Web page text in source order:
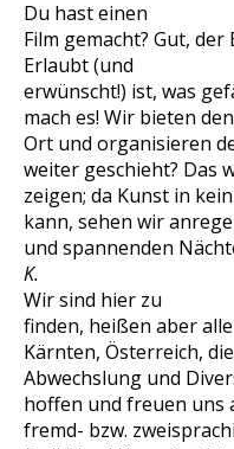
Du hast einen
Film gemacht? Gut,
Erlaubt (und
erwünscht!) ist, was
mach es! Wir bieten den
Ort und organisieren
weiter geschieht? Das
zeigen; da Kunst in
kann, sehen wir
und spannenden
K.
Wir sind hier zu
finden, heißen aber
Kärnten, Österreich,
Abwechslung und
hoffen und freuen uns
fremd- bzw.